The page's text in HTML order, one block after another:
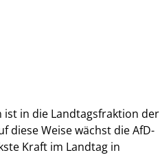
ist in die Landtagsfraktion der
diese Weise wächst die AfD-
Kraft im Landtag in